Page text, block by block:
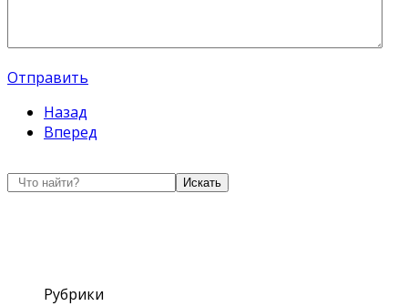
Отправить
Назад
Вперед
Искать
Рубрики